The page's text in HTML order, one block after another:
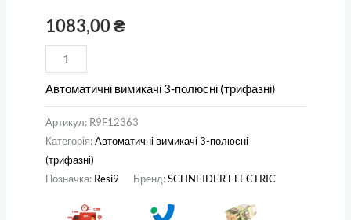
1083,00₴
Автоматичні вимикачі 3-полюсні (трифазні)
Артикул: R9F12363
Категорія:Автоматичні вимикачі 3-полюсні
(трифазні)
Позначка: Resi9 Бренд:SCHNEIDER ELECTRIC